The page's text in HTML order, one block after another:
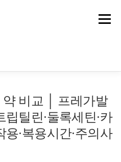
메뉴
비교 │ 프레가발
립틸린·둘록세틴·카
·복용시간·주의사